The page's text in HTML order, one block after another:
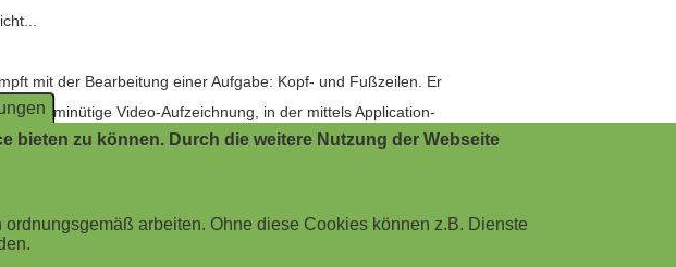
mit der Bearbeitung einer Aufgabe: Kopf- und Fußzeilen. Er
fünf-minütige Video-Aufzeichnung, in der mittels Application-
eine eMail mit dem direkten Link auf das Recording zu.
lösen.
Ansatz und die Qualität. In einem Zeitraum von sechs
bieten zu können. Durch die weitere Nutzung der Webseite
arbeiten. Ohne diese Cookies können z.B. Dienste